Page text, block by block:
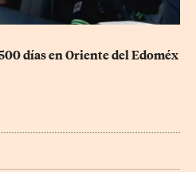
días en Oriente del Edoméx